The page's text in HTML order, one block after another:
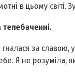
в цьому світі.
за
Я не розуміла,